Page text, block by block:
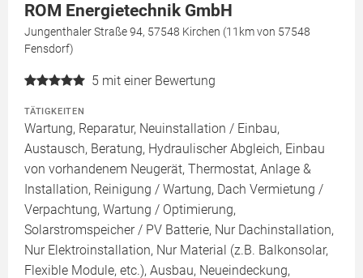
ROM Energietechnik GmbH
Jungenthaler Straße 94, 57548 Kirchen (11km von 57548
Fensdorf)
5 mit einer Bewertung
TÄTIGKEITEN
Wartung, Reparatur, Neuinstallation / Einbau,
Austausch, Beratung, Hydraulischer Abgleich, Einbau
von vorhandenem Neugerät, Thermostat, Anlage &
Installation, Reinigung / Wartung, Dach Vermietung /
Verpachtung, Wartung / Optimierung,
Solarstromspeicher / PV Batterie, Nur Dachinstallation,
Nur Elektroinstallation, Nur Material (z.B. Balkonsolar,
Flexible Module, etc.), Ausbau, Neueindeckung,